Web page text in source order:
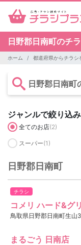
日野郡日南町のチ
ホーム 都道府県からチラシ
日野郡日南町
ジャンルで絞り込み
全てのお店(2)
スーパー(1)
日野郡日南町
チラシ
コメリ ハード&グ
鳥取県日野郡日南町生山
まるごう 日南店